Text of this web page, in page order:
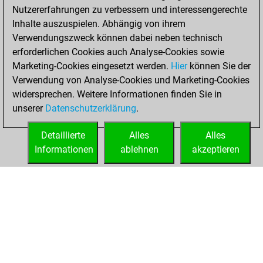
BeautyScore of 800
You achieved a
new Elo of 1850
Sonntag, Juli 9,
2023
You created
your Fritz account
Nutzererfahrungen zu verbessern und interessengerechte
Inhalte auszuspielen. Abhängig von ihrem
Verwendungszweck können dabei neben technisch
erforderlichen Cookies auch Analyse-Cookies sowie
Marketing-Cookies eingesetzt werden. Hierkönnen Sie der
Verwendung von Analyse-Cookies und Marketing-Cookies
widersprechen. Weitere Informationen finden Sie in
unserer Datenschutzerklärung.
Alles
akzeptieren
Alles
ablehnen
Detaillierte
Informationen